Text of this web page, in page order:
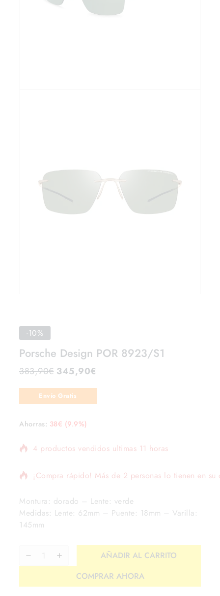
-10%
Porsche Design POR 8923/S1
383,90€ 345,90€
Envío Gratis
Ahorras: 38€ (9.9%)
4 productos vendidos ultimas 11 horas
¡Compra rápido! Más de 2 personas lo tienen en su
Montura: dorado – Lente: verde
Medidas: Lente: 62mm – Puente: 18mm – Varilla:
145mm
AÑADIR AL CARRITO
COMPRAR AHORA